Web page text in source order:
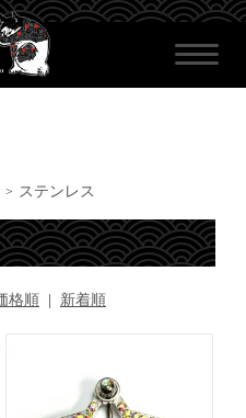
> ステンレス
格順 新着順